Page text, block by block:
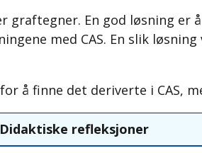
graftegner. En god løsning
med CAS. En slik
å finne det deriverte i CAS,
Didaktiske refleksjoner